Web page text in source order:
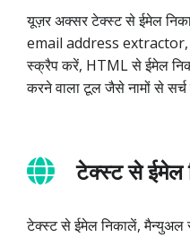
यूज़र अक्सर टेक्स्ट से ईमेल
email address
स्क्रैप करें, HTML से ईमेल
करने वाला टूल जैसे नामों से
टेक्स्ट से ईमेल
टेक्स्ट से ईमेल निकालें, मैन्युअल